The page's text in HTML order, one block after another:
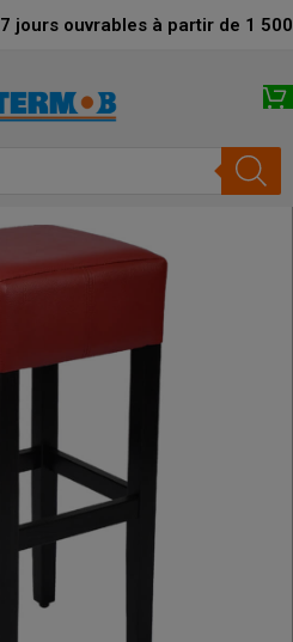
jours ouvrables à partir de 1